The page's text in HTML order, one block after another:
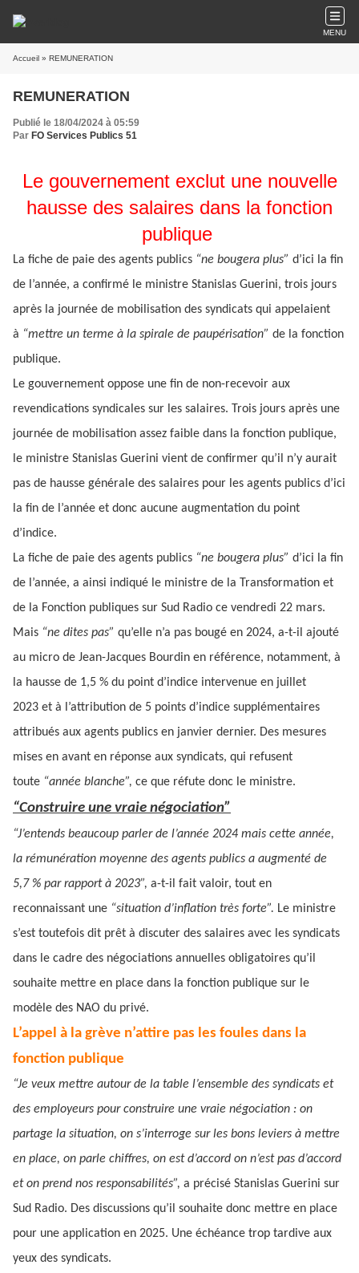
MENU
Accueil » REMUNERATION
REMUNERATION
Publié le 18/04/2024 à 05:59
Par FO Services Publics 51
Le gouvernement exclut une nouvelle
hausse des salaires dans la fonction
publique
La fiche de paie des agents publics “ne bougera plus” d’ici la fin
de l’année, a confirmé le ministre Stanislas Guerini, trois jours
après la journée de mobilisation des syndicats qui appelaient
à “mettre un terme à la spirale de paupérisation” de la fonction
publique.
Le gouvernement oppose une fin de non-recevoir aux
revendications syndicales sur les salaires. Trois jours après une
journée de mobilisation assez faible dans la fonction publique,
le ministre Stanislas Guerini vient de confirmer qu’il n’y aurait
pas de hausse générale des salaires pour les agents publics d’ici
la fin de l’année et donc aucune augmentation du point
d’indice.
La fiche de paie des agents publics “ne bougera plus” d’ici la fin
de l’année, a ainsi indiqué le ministre de la Transformation et
de la Fonction publiques sur Sud Radio ce vendredi 22 mars.
Mais “ne dites pas” qu’elle n’a pas bougé en 2024, a-t-il ajouté
au micro de Jean-Jacques Bourdin en référence, notamment, à
la hausse de 1,5 % du point d’indice intervenue en juillet
2023 et à l’attribution de 5 points d’indice supplémentaires
attribués aux agents publics en janvier dernier. Des mesures
mises en avant en réponse aux syndicats, qui refusent
toute “année blanche”, ce que réfute donc le ministre.
“Construire une vraie négociation”
“J’entends beaucoup parler de l’année 2024 mais cette année,
la rémunération moyenne des agents publics a augmenté de
5,7 % par rapport à 2023”, a-t-il fait valoir, tout en
reconnaissant une “situation d’inflation très forte”. Le ministre
s’est toutefois dit prêt à discuter des salaires avec les syndicats
dans le cadre des négociations annuelles obligatoires qu’il
souhaite mettre en place dans la fonction publique sur le
modèle des NAO du privé.
L’appel à la grève n’attire pas les foules dans la
fonction publique
“Je veux mettre autour de la table l’ensemble des syndicats et
des employeurs pour construire une vraie négociation : on
partage la situation, on s’interroge sur les bons leviers à mettre
en place, on parle chiffres, on est d’accord on n’est pas d’accord
et on prend nos responsabilités”, a précisé Stanislas Guerini sur
Sud Radio. Des discussions qu’il souhaite donc mettre en place
pour une application en 2025. Une échéance trop tardive aux
yeux des syndicats.